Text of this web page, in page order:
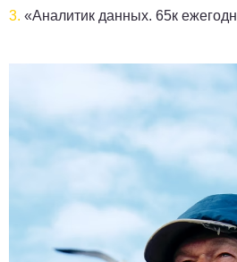
3. «Аналитик данных. 65к